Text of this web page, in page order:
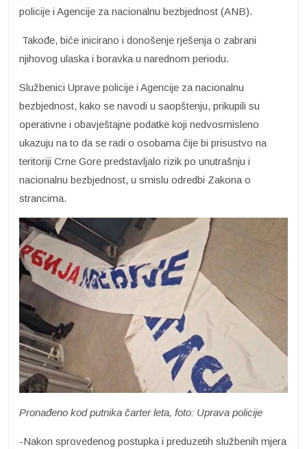
policije i Agencije za nacionalnu bezbjednost (ANB).
Takođe, biće inicirano i donošenje rješenja o zabrani
njihovog ulaska i boravka u narednom periodu.
Službenici Uprave policije i Agencije za nacionalnu
bezbjednost, kako se navodi u saopštenju, prikupili su
operativne i obavještajne podatke koji nedvosmisleno
ukazuju na to da se radi o osobama čije bi prisustvo na
teritoriji Crne Gore predstavljalo rizik po unutrašnju i
nacionalnu bezbjednost, u smislu odredbi Zakona o
strancima.
Pronađeno kod putnika čarter leta, foto: Uprava policije
-Nakon sprovedenog postupka i preduzetih službenih mjera